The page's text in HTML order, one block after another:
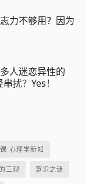
力不够用？因为
人迷恋异性的
扰？Yes！
·心理学新知
三观 意识之谜